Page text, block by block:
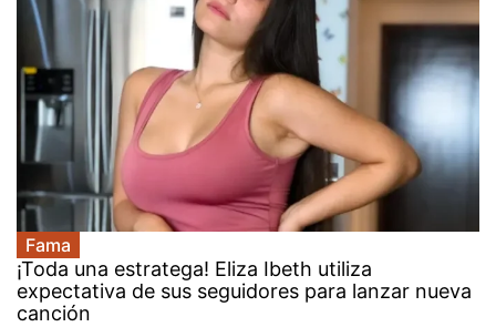
Fama
¡Toda una estratega! Eliza Ibeth utiliza
expectativa de sus seguidores para lanzar nueva
canción